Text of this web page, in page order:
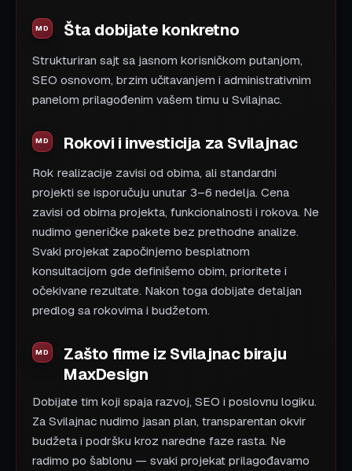
Šta dobijate konkretno
Strukturiran sajt sa jasnom korisničkom putanjom,
SEO osnovom, brzim učitavanjem i administrativnim
panelom prilagođenim vašem timu u Svilajnac.
Rokovi i investicija za Svilajnac
Rok realizacije zavisi od obima, ali standardni
projekti se isporučuju unutar 3–6 nedelja. Cena
zavisi od obima projekta, funkcionalnosti i rokova. Ne
nudimo generičke pakete bez prethodne analize.
Svaki projekat započinjemo besplatnom
konsultacijom gde definišemo obim, prioritete i
očekivane rezultate. Nakon toga dobijate detaljan
predlog sa rokovima i budžetom.
Zašto firme iz Svilajnac biraju
MaxDesign
Dobijate tim koji spaja razvoj, SEO i poslovnu logiku.
Za Svilajnac nudimo jasan plan, transparentan okvir
budžeta i podršku kroz naredne faze rasta. Ne
radimo po šablonu — svaki projekat prilagođavamo